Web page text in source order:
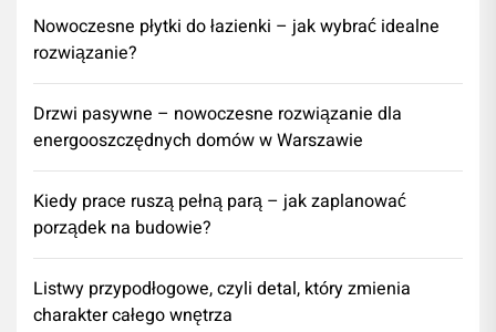
Nowoczesne płytki do łazienki – jak wybrać idealne
rozwiązanie?
Drzwi pasywne – nowoczesne rozwiązanie dla
energooszczędnych domów w Warszawie
Kiedy prace ruszą pełną parą – jak zaplanować
porządek na budowie?
Listwy przypodłogowe, czyli detal, który zmienia
charakter całego wnętrza